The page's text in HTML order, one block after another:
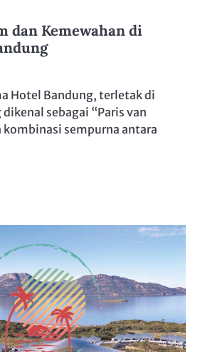
dan Kemewahan di
Hotel Bandung, terletak di
sebagai “Paris van
kombinasi sempurna antara